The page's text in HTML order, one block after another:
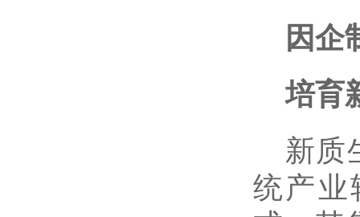
因企
培育
新质
统产业